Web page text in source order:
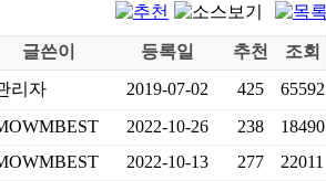
글쓴이 등록일 추천
조회
리자 2019-07-02 425
65592
2022-10-26 238
18490
2022-10-13 277
22011